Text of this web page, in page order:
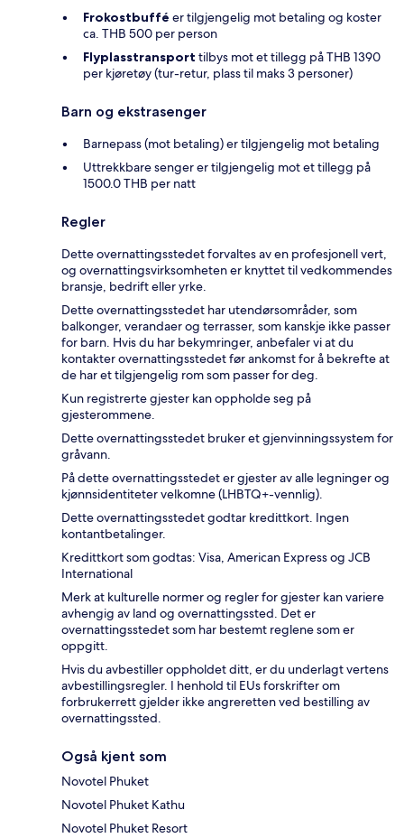
Frokostbuffé er tilgjengelig mot betaling og koster
ca. THB 500 per person
Flyplasstransport tilbys mot et tillegg på THB 1390
per kjøretøy (tur-retur, plass til maks 3 personer)
Barn og ekstrasenger
Barnepass (mot betaling) er tilgjengelig mot betaling
Uttrekkbare senger er tilgjengelig mot et tillegg på
1500.0 THB per natt
Regler
Dette overnattingsstedet forvaltes av en profesjonell vert,
og overnattingsvirksomheten er knyttet til vedkommendes
bransje, bedrift eller yrke.
Dette overnattingsstedet har utendørsområder, som
balkonger, verandaer og terrasser, som kanskje ikke passer
for barn. Hvis du har bekymringer, anbefaler vi at du
kontakter overnattingsstedet før ankomst for å bekrefte at
de har et tilgjengelig rom som passer for deg.
Kun registrerte gjester kan oppholde seg på
gjesterommene.
Dette overnattingsstedet bruker et gjenvinningssystem for
gråvann.
På dette overnattingsstedet er gjester av alle legninger og
kjønnsidentiteter velkomne (LHBTQ+-vennlig).
Dette overnattingsstedet godtar kredittkort. Ingen
kontantbetalinger.
Kredittkort som godtas: Visa, American Express og JCB
International
Merk at kulturelle normer og regler for gjester kan variere
avhengig av land og overnattingssted. Det er
overnattingsstedet som har bestemt reglene som er
oppgitt.
Hvis du avbestiller oppholdet ditt, er du underlagt vertens
avbestillingsregler. I henhold til EUs forskrifter om
forbrukerrett gjelder ikke angreretten ved bestilling av
overnattingssted.
Også kjent som
Novotel Phuket
Novotel Phuket Kathu
Novotel Phuket Resort